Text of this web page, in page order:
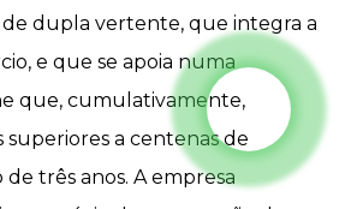
dupla vertente, que integra a
e que se apoia numa
que, cumulativamente,
a centenas de
três anos. A empresa